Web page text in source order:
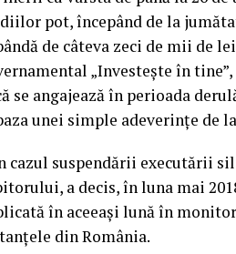
pot, începând de la
de câteva zeci de mii de
„Investeşte în
se angajează în perioada
unei simple adeverinţe de
cazul suspendării executării
a decis, în luna mai
în aceeaşi lună în
din România.